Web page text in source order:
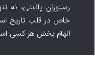
رستوران پاندلی، نه
خاص در قلب تاریخ
الهام بخش هر کسی